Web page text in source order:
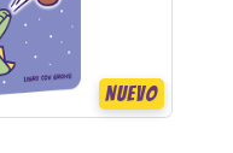
NUEVO